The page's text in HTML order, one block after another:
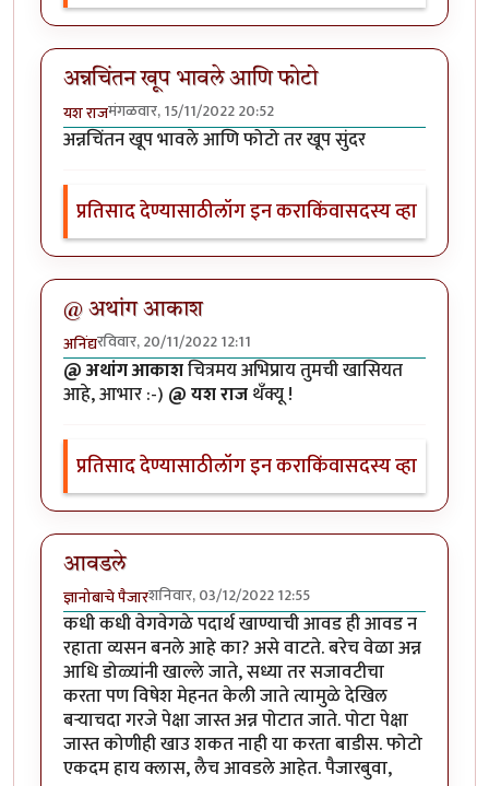
अन्नचिंतन खूप भावले आणि फोटो
यश राजमंगळवार, 15/11/2022 20:52
अन्नचिंतन खूप भावले आणि फोटो तर खूप सुंदर
प्रतिसाद देण्यासाठीलॉग इन कराकिंवासदस्य व्हा
@ अथांग आकाश
अनिंद्यरविवार, 20/11/2022 12:11
@ अथांग आकाशचित्रमय अभिप्राय तुमची खासियत
आहे, आभार :-) @ यश राजथँक्यू !
प्रतिसाद देण्यासाठीलॉग इन कराकिंवासदस्य व्हा
आवडले
ज्ञानोबाचे पैजारशनिवार, 03/12/2022 12:55
कधी कधी वेगवेगळे पदार्थ खाण्याची आवड ही आवड न
रहाता व्यसन बनले आहे का? असे वाटते. बरेच वेळा अन्न
आधि डोळ्यांनी खाल्ले जाते, सध्या तर सजावटीचा
करता पण विषेश मेहनत केली जाते त्यामुळे देखिल
बर्‍याचदा गरजे पेक्षा जास्त अन्न पोटात जाते. पोटा पेक्षा
जास्त कोणीही खाउ शकत नाही या करता बाडीस. फोटो
एकदम हाय क्लास, लैच आवडले आहेत. पैजारबुवा,